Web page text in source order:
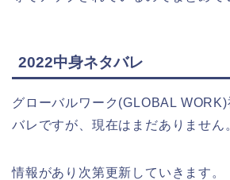
2022中身ネタバレ
グローバルワーク(GLOBAL
バレですが、現在はまだありません
情報があり次第更新していきます。